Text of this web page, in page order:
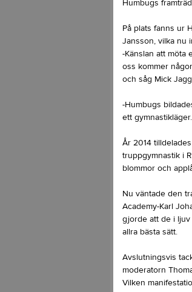
Humbugs
På plats fanns ur
Jansson, vilka nu
-Känslan att möta
oss kommer
och såg Mick
-Humbugs
ett
År 2014
truppgymnastik i
blommor och
Nu väntade den
Academy-Karl
gjorde att de i ljuv
allra bästa sätt.
Avslutningsvis
moderatorn
Vilken